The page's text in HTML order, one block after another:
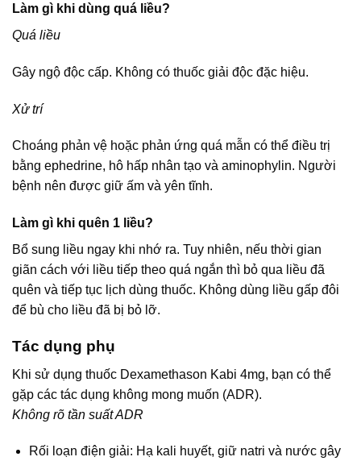
Làm gì khi dùng quá liều?
Quá liều
Gây ngộ độc cấp. Không có thuốc giải độc đặc hiệu.
Xử trí
Choáng phản vệ hoặc phản ứng quá mẫn có thể điều trị
bằng ephedrine, hô hấp nhân tạo và aminophylin. Người
bệnh nên được giữ ấm và yên tĩnh.
Làm gì khi quên 1 liều?
Bổ sung liều ngay khi nhớ ra. Tuy nhiên, nếu thời gian
giãn cách với liều tiếp theo quá ngắn thì bỏ qua liều đã
quên và tiếp tục lịch dùng thuốc. Không dùng liều gấp đôi
để bù cho liều đã bị bỏ lỡ.
Tác dụng phụ
Khi sử dụng thuốc Dexamethason Kabi 4mg, bạn có thể
gặp các tác dụng không mong muốn (ADR).
Không rõ tần suất ADR
Rối loạn điện giải: Hạ kali huyết, giữ natri và nước gây